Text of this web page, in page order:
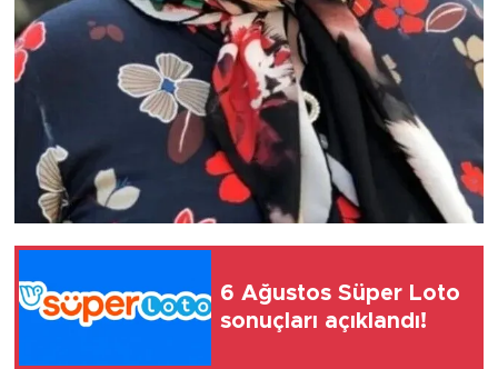
6 Ağustos Süper Loto
sonuçları açıklandı!